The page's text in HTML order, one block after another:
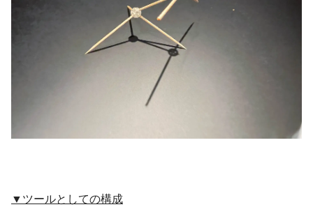
▼ツールとしての構成